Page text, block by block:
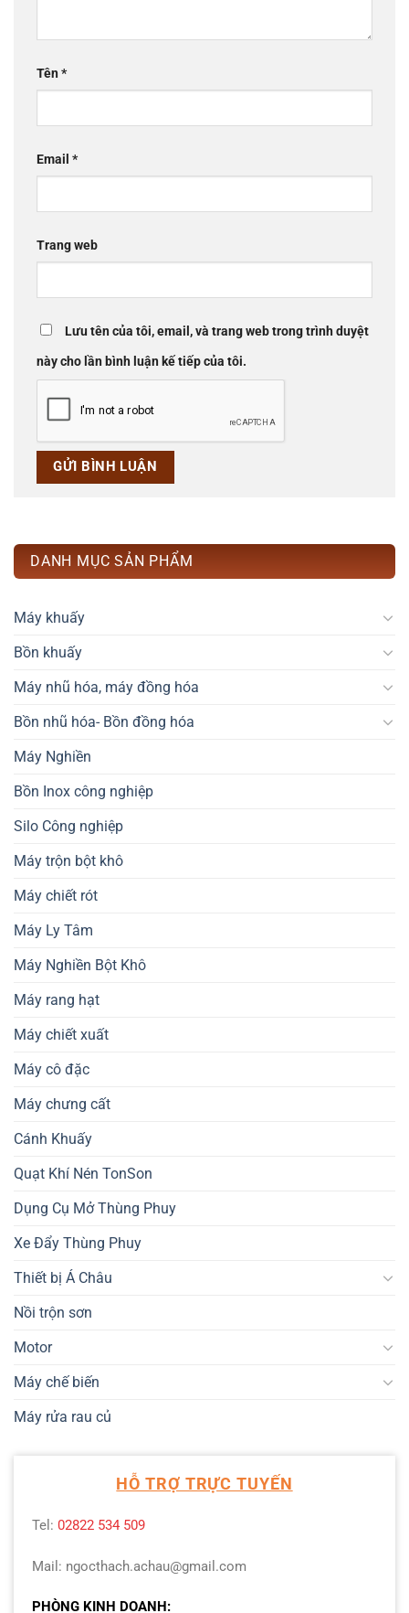
Tên*
Email *
Trang web
Lưu tên của tôi, email, và trang web trong trình duyệt
này cho lần bình luận kế tiếp của tôi.
DANH MỤC SẢN PHẨM
Máy khuấy
Bồn khuấy
Máy nhũ hóa, máy đồng hóa
Bồn nhũ hóa- Bồn đồng hóa
Máy Nghiền
Bồn Inox công nghiệp
Silo Công nghiệp
Máy trộn bột khô
Máy chiết rót
Máy Ly Tâm
Máy Nghiền Bột Khô
Máy rang hạt
Máy chiết xuất
Máy cô đặc
Máy chưng cất
Cánh Khuấy
Quạt Khí Nén TonSon
Dụng Cụ Mở Thùng Phuy
Xe Đẩy Thùng Phuy
Thiết bị Á Châu
Nồi trộn sơn
Motor
Máy chế biến
Máy rửa rau củ
HỖ TRỢ TRỰC TUYẾN
Tel: 02822 534 509
Mail: ngocthach.achau@gmail.com
PHÒNG KINH DOANH: